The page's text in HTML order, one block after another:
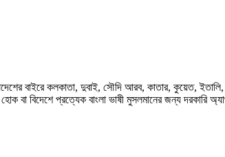
বাইরে কলকাতা, দুবাই, সৌদি আরব, কাতার, কুয়েত, ইতালি,
বিদেশে প্রত্যেক বাংলা ভাষী মুসলমানের জন্য দরকারি